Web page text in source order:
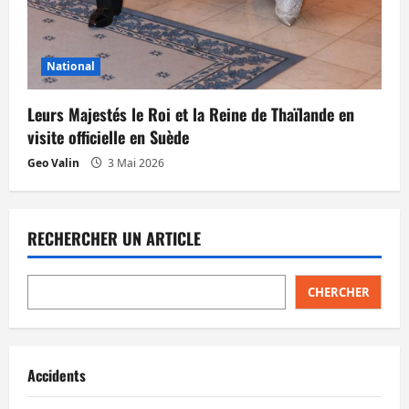
National
Leurs Majestés le Roi et la Reine de Thaïlande en
visite officielle en Suède
Geo Valin 3 Mai 2026
RECHERCHER UN ARTICLE
CHERCHER
Accidents